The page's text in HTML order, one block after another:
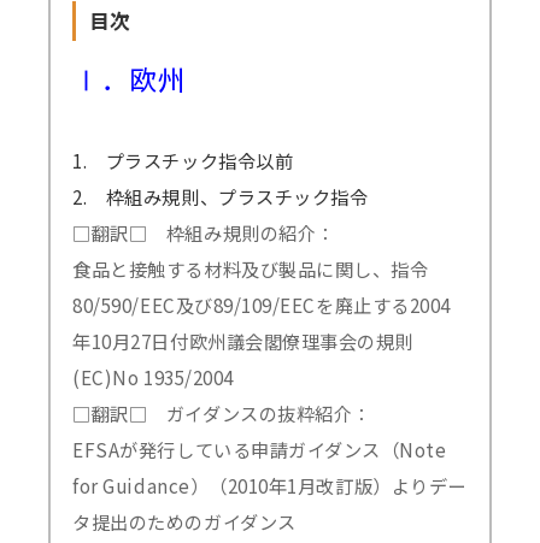
目次
Ⅰ．欧州
1. プラスチック指令以前
2. 枠組み規則、プラスチック指令
□翻訳□ 枠組み規則の紹介：
食品と接触する材料及び製品に関し、指令
80/590/EEC及び89/109/EECを廃止する2004
年10月27日付欧州議会閣僚理事会の規則
(EC)No 1935/2004
□翻訳□ ガイダンスの抜粋紹介：
EFSAが発行している申請ガイダンス（Note
for Guidance）（2010年1月改訂版）よりデー
タ提出のためのガイダンス